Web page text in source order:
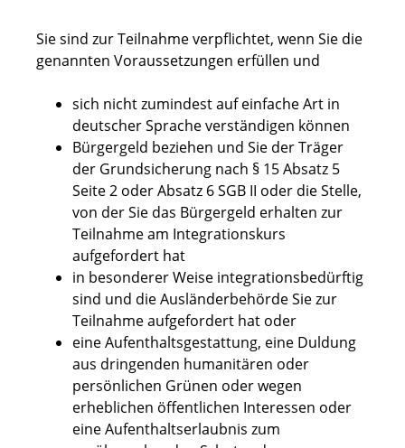
Sie sind zur Teilnahme verpflichtet, wenn Sie die
genannten Voraussetzungen erfüllen und
sich nicht zumindest auf einfache Art in
deutscher Sprache verständigen können
Bürgergeld beziehen und Sie der Träger
der Grundsicherung nach § 15 Absatz 5
Seite 2 oder Absatz 6 SGB II oder die Stelle,
von der Sie das Bürgergeld erhalten zur
Teilnahme am Integrationskurs
aufgefordert hat
in besonderer Weise integrationsbedürftig
sind und die Ausländerbehörde Sie zur
Teilnahme aufgefordert hat oder
eine Aufenthaltsgestattung, eine Duldung
aus dringenden humanitären oder
persönlichen Grünen oder wegen
erheblichen öffentlichen Interessen oder
eine Aufenthaltserlaubnis zum